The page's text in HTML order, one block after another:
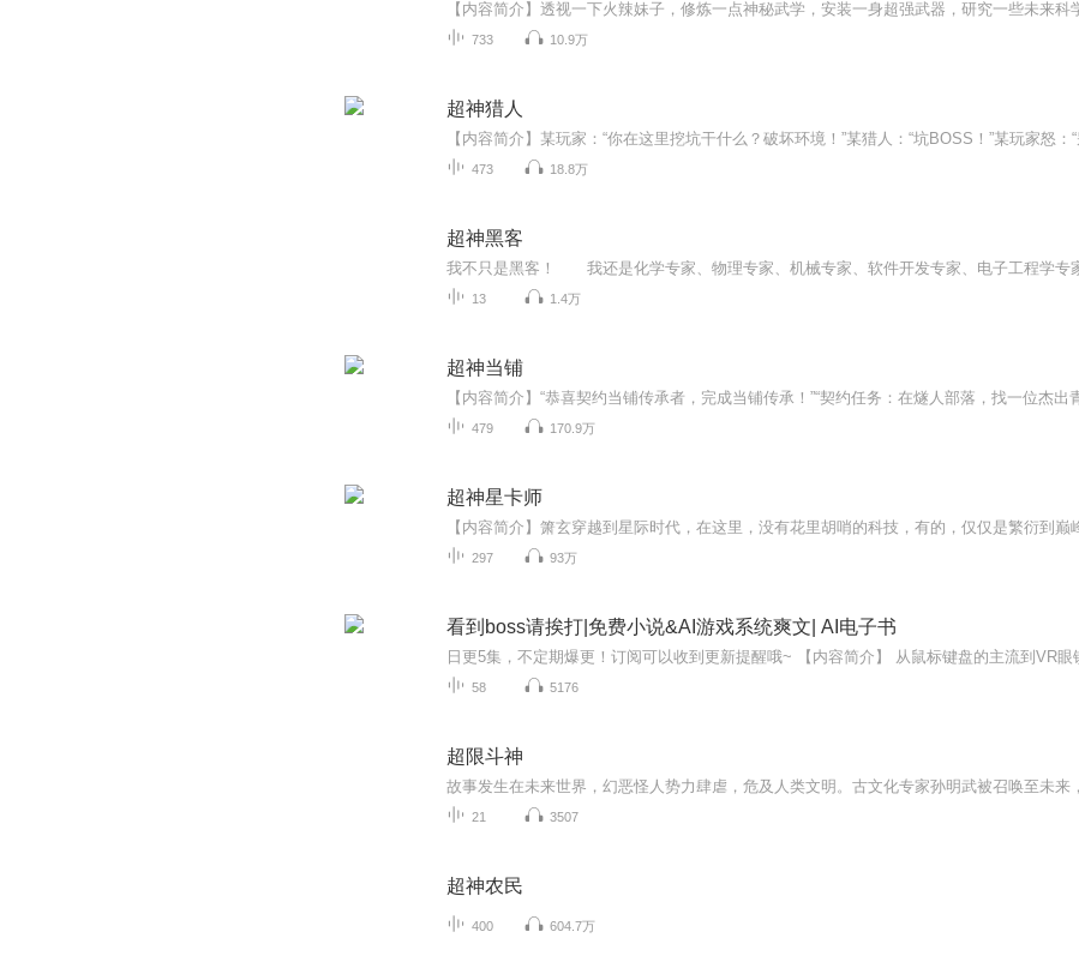
733 10.9万
超神猎人
473 18.8万
超神黑客
13 1.4万
超神当铺
479 170.9万
超神星卡师
297 93万
看到boss请挨打|免费小说&AI游戏系统爽文| AI电子书
58 5176
超限斗神
21 3507
超神农民
400 604.7万